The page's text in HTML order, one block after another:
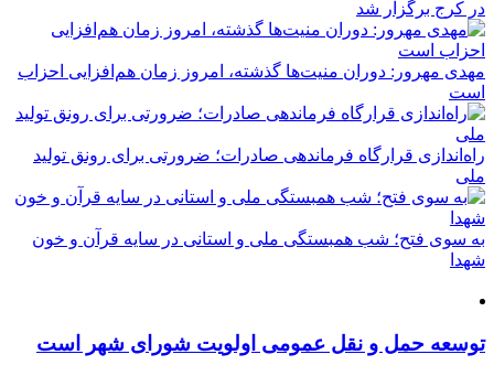
در کرج برگزار شد
مهدی مهرور: دوران منیت‌ها گذشته، امروز زمان هم‌افزایی احزاب
است
راه‌اندازی قرارگاه فرماندهی صادرات؛ ضرورتی برای رونق تولید
ملی
به سوی فتح؛ شب همبستگی ملی و استانی در سایه قرآن و خون
شهدا
توسعه حمل و نقل عمومی اولویت شورای شهر است